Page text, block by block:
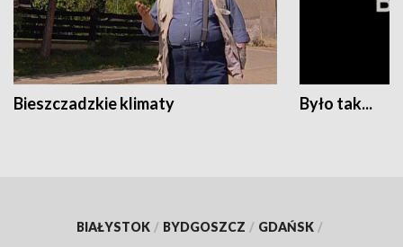
Bieszczadzkie klimaty Było tak...
BIAŁYSTOK / BYDGOSZCZ / GDAŃSK /